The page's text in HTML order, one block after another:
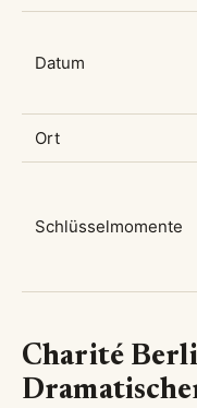
Datum
Ort
Schlüsselmomente
Charité